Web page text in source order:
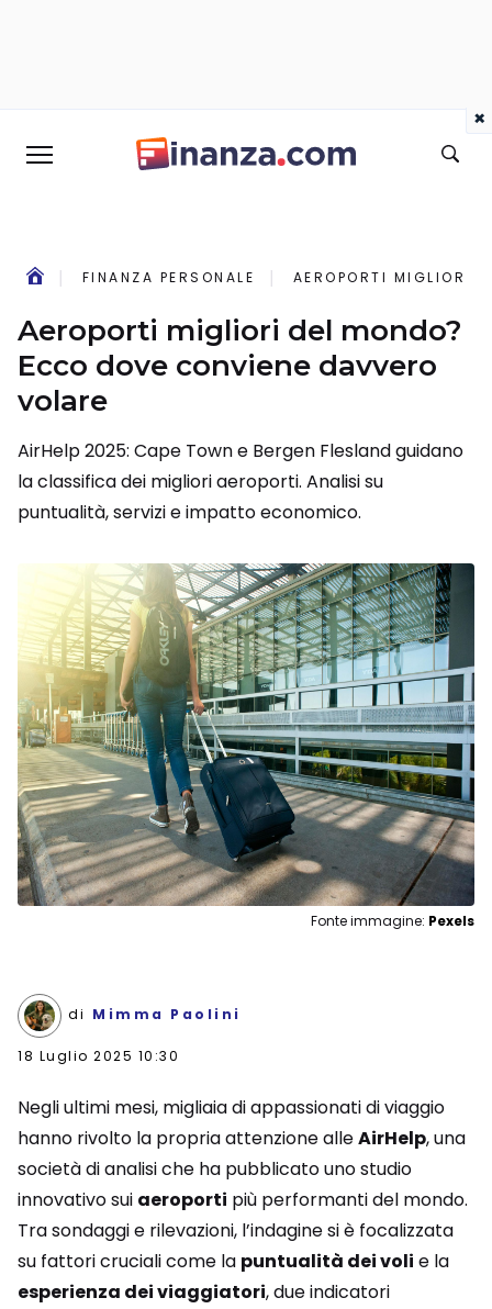
FINANZA PERSONALE AEROPORTI MIGLIORI
Aeroporti migliori del mondo?
Ecco dove conviene davvero
volare
AirHelp 2025: Cape Town e Bergen Flesland guidano
la classifica dei migliori aeroporti. Analisi su
puntualità, servizi e impatto economico.
Fonte immagine: Pexels
di Mimma Paolini
18 Luglio 2025 10:30
Negli ultimi mesi, migliaia di appassionati di viaggio
hanno rivolto la propria attenzione alleAirHelp, una
società di analisi che ha pubblicato uno studio
innovativo sui aeroporti più performanti del mondo.
Tra sondaggi e rilevazioni, l’indagine si è focalizzata
su fattori cruciali come la puntualità dei voli e la
esperienza dei viaggiatori, due indicatori
×